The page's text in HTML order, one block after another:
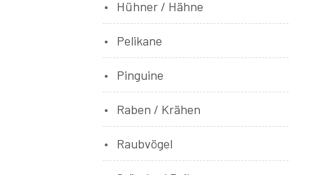
Hühner / Hähne
Pelikane
Pinguine
Raben / Krähen
Raubvögel